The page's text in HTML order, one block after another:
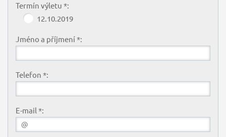
Termín výletu *:
12.10.2019
Jméno a příjmení *:
Telefon *:
E-mail *: